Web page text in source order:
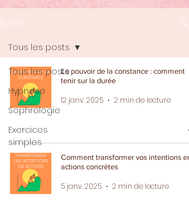
BLOG
Tous les posts
Hypnose
Sophrologie
Exercices
simples
Tous les posts
Le pouvoir de la constance : comment
tenir sur la durée
12 janv. 2025 2 min de lecture
Comment transformer vos intentions en
actions concrètes
5 janv. 2025 2 min de lecture